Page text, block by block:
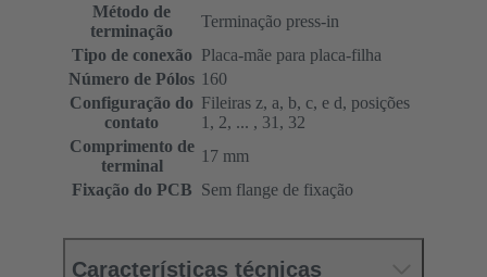
Método de
terminação
Terminação press-in
Tipo de conexão Placa-mãe para placa-filha
Número de Pólos 160
Configuração do
contato
Fileiras z, a, b, c, e d, posições
1, 2, ... , 31, 32
Comprimento de
terminal
17 mm
Fixação do PCB Sem flange de fixação
Características técnicas